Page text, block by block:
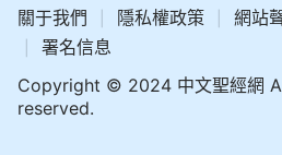
關于我們 隱私權政策 網站
署名信息
Copyright © 2024 中文聖經網
reserved.